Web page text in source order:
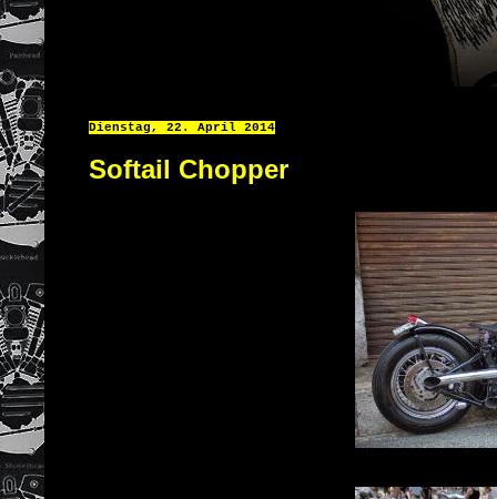
Dienstag, 22. April 2014
Softail Chopper